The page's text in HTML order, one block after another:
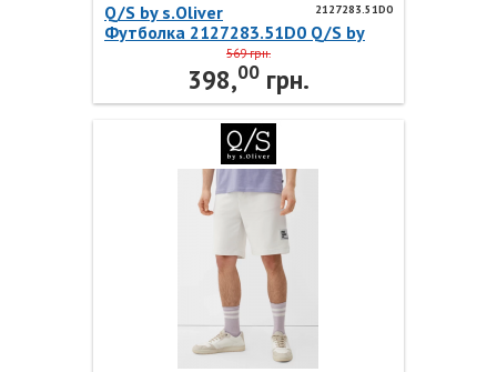
2127283.51D0
Q/S by s.Oliver
Футболка 2127283.51D0 Q/S by
569 грн.
398,00 грн.